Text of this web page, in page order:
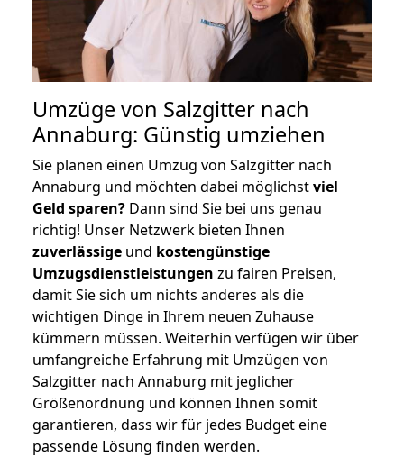
Umzüge von Salzgitter nach
Annaburg: Günstig umziehen
Sie planen einen Umzug von Salzgitter nach
Annaburg und möchten dabei möglichstviel
Geld sparen? Dann sind Sie bei uns genau
richtig! Unser Netzwerk bieten Ihnen
zuverlässige und kostengünstige
Umzugsdienstleistungen zu fairen Preisen,
damit Sie sich um nichts anderes als die
wichtigen Dinge in Ihrem neuen Zuhause
kümmern müssen. Weiterhin verfügen wir über
umfangreiche Erfahrung mit Umzügen von
Salzgitter nach Annaburg mit jeglicher
Größenordnung und können Ihnen somit
garantieren, dass wir für jedes Budget eine
passende Lösung finden werden.